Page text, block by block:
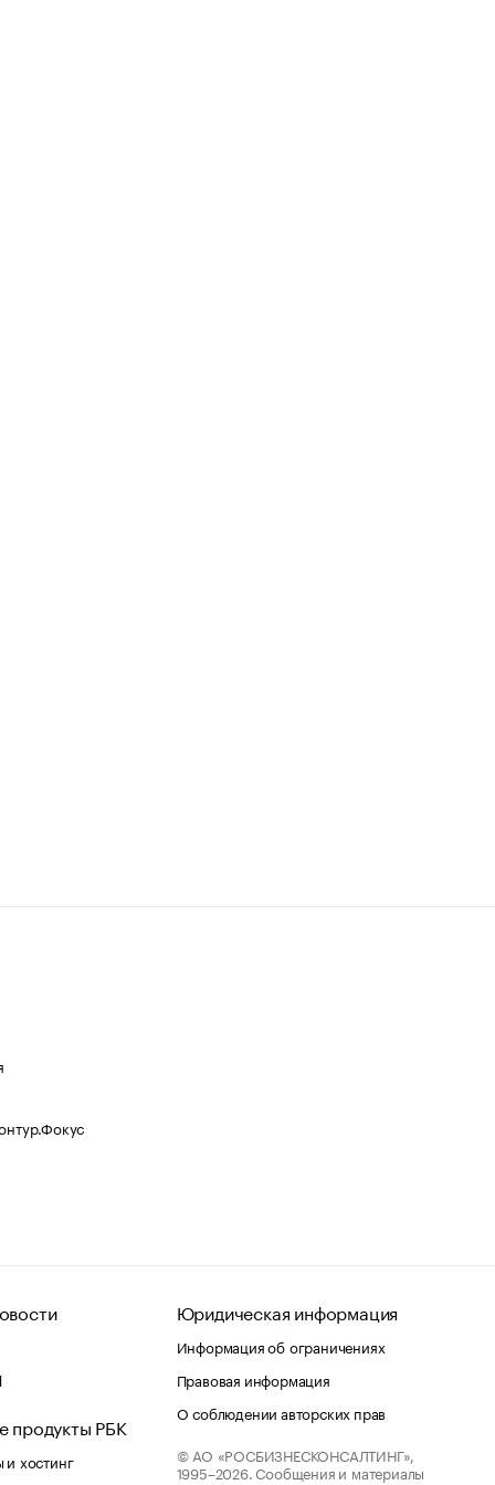
продукты РБК
хостинг
Юридическая информация
Информация об ограничениях
Правовая информация
О соблюдении авторских прав
© АО «РОСБИЗНЕСКОНСАЛТИНГ»,
1995–2026. Сообщения и материалы